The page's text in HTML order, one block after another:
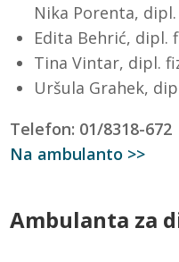
Nika Porenta,
Edita Behrić, dipl.
Tina Vintar, dipl.
Uršula Grahek,
Telefon: 01/8318-672
Na ambulanto >>
Ambulanta za